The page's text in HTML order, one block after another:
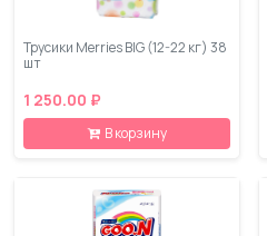
Трусики Merries BIG (12-22 кг) 38
шт
1 250.00 ₽
В корзину